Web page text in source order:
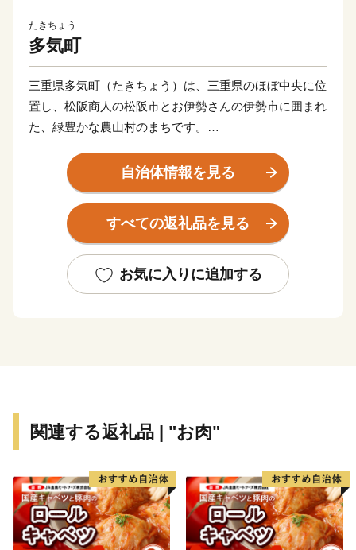
たきちょう
多気町
三重県多気町（たきちょう）は、三重県のほぼ中央に位
置し、松阪商人の松阪市とお伊勢さんの伊勢市に囲まれ
た、緑豊かな農山村のまちです。
命の意味があることから、多くの命を育む場所、命を支
えるのは食であることから、たくさんの食べ物が採れる
場所という意味があります。
世界のブランド松阪牛の全体の20％を肥育する一大産地
で、春にはほのかなお茶のいい香りに包まれます。
他にも、多気町でしか栽培出来ない特産の伊勢いもや、
ラン、清流宮川の畔で絶景を観ながら味わえる茅葺き日
そして、何といっても全国的にも大変珍しい高校生が運
営するレストラン、その名も「高校生レストラン まご
の店」があり、営業日は多くのお客様で賑わっていま
す。
自治体情報を見る
すべての返礼品を見る
お気に入りに追加する
関連する返礼品 | "お肉"